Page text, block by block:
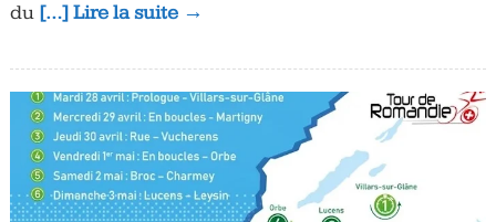
du […] Lire la suite →